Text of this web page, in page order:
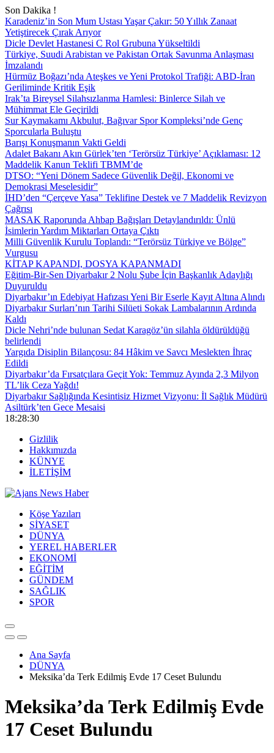
Son Dakika !
Karadeniz’in Son Mum Ustası Yaşar Çakır: 50 Yıllık Zanaat
Yetiştirecek Çırak Arıyor
Dicle Devlet Hastanesi C Rol Grubuna Yükseltildi
Türkiye, Suudi Arabistan ve Pakistan Ortak Savunma Anlaşması
İmzalandı
Hürmüz Boğazı’nda Ateşkes ve Yeni Protokol Trafiği: ABD-İran
Geriliminde Kritik Eşik
Irak’ta Bireysel Silahsızlanma Hamlesi: Binlerce Silah ve
Mühimmat Ele Geçirildi
Sur Kaymakamı Akbulut, Bağıvar Spor Kompleksi’nde Genç
Sporcularla Buluştu
Barışı Konuşmanın Vakti Geldi
Adalet Bakanı Akın Gürlek’ten ‘Terörsüz Türkiye’ Açıklaması: 12
Maddelik Kanun Teklifi TBMM’de
DTSO: “Yeni Dönem Sadece Güvenlik Değil, Ekonomi ve
Demokrasi Meselesidir”
İHD’den “Çerçeve Yasa” Teklifine Destek ve 7 Maddelik Revizyon
Çağrısı
MASAK Raporunda Ahbap Bağışları Detaylandırıldı: Ünlü
İsimlerin Yardım Miktarları Ortaya Çıktı
Milli Güvenlik Kurulu Toplandı: “Terörsüz Türkiye ve Bölge”
Vurgusu
KİTAP KAPANDI, DOSYA KAPANMADI
Eğitim-Bir-Sen Diyarbakır 2 Nolu Şube İçin Başkanlık Adaylığı
Duyuruldu
Diyarbakır’ın Edebiyat Hafızası Yeni Bir Eserle Kayıt Altına Alındı
Diyarbakır Surları’nın Tarihi Silüeti Sokak Lambalarının Ardında
Kaldı
Dicle Nehri’nde bulunan Sedat Karagöz’ün silahla öldürüldüğü
belirlendi
Yargıda Disiplin Bilançosu: 84 Hâkim ve Savcı Meslekten İhraç
Edildi
Diyarbakır’da Fırsatçılara Geçit Yok: Temmuz Ayında 2,3 Milyon
TL’lik Ceza Yağdı!
Diyarbakır Sağlığında Kesintisiz Hizmet Vizyonu: İl Sağlık Müdürü
Asiltürk’ten Gece Mesaisi
18:28:31
Gizlilik
Hakkımızda
KÜNYE
İLETİŞİM
Köşe Yazıları
SİYASET
DÜNYA
YEREL HABERLER
EKONOMİ
EĞİTİM
GÜNDEM
SAĞLIK
SPOR
Ana Sayfa
DÜNYA
Meksika’da Terk Edilmiş Evde 17 Ceset Bulundu
Meksika’da Terk Edilmiş Evde
17 Ceset Bulundu